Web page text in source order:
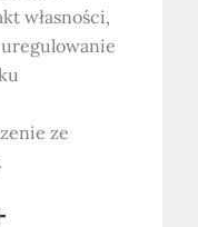
własności,
ze